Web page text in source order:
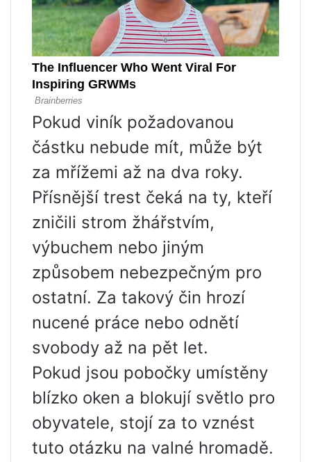
Pokud viník požadovanou
částku nebude mít, může být
za mřížemi až na dva roky.
Přísnější trest čeká na ty, kteří
zničili strom žhářstvím,
výbuchem nebo jiným
způsobem nebezpečným pro
ostatní. Za takový čin hrozí
nucené práce nebo odnětí
svobody až na pět let.
Pokud jsou pobočky umístěny
blízko oken a blokují světlo pro
obyvatele, stojí za to vznést
tuto otázku na valné hromadě.